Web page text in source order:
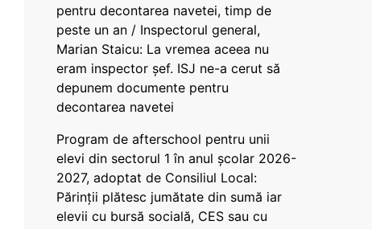
pentru decontarea navetei, timp de
peste un an / Inspectorul general,
Marian Staicu: La vremea aceea nu
eram inspector șef. ISJ ne-a cerut să
depunem documente pentru
decontarea navetei
Program de afterschool pentru unii
elevi din sectorul 1 în anul școlar 2026-
2027, adoptat de Consiliul Local:
Părinții plătesc jumătate din sumă iar
elevii cu bursă socială, CES sau cu